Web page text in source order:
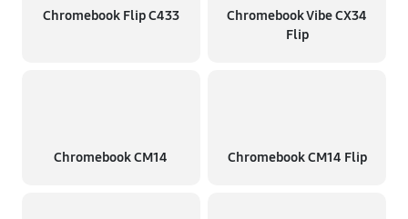
Chromebook Flip C433
Chromebook Vibe CX34
Flip
Chromebook CM14 Chromebook CM14 Flip